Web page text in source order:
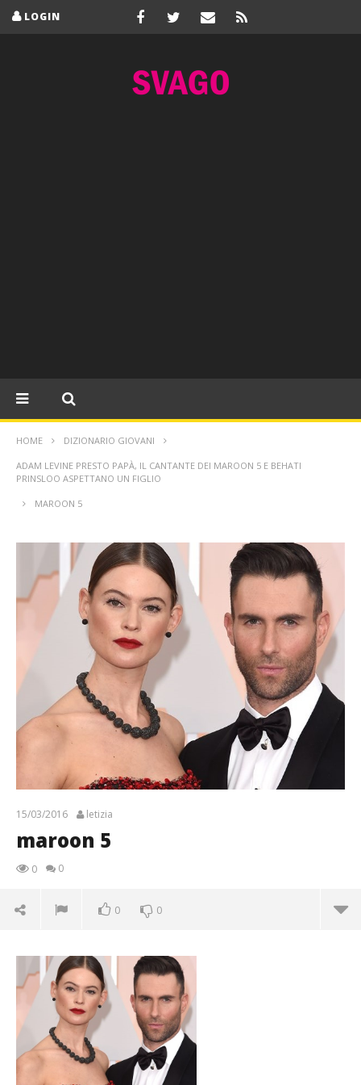
LOGIN
HOME DIZIONARIO GIOVANI
ADAM LEVINE PRESTO PAPÀ, IL CANTANTE DEI MAROON 5 E BEHATI
PRINSLOO ASPETTANO UN FIGLIO
MAROON 5
15/03/2016 letizia
maroon 5
0 0
0 0
15/03/2016
letizia